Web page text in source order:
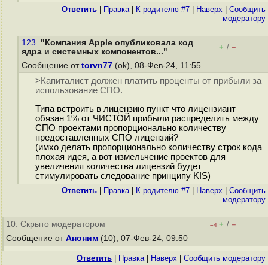
Ответить Правка| К родителю #7 Наверх
Cообщить
модератору
123. "Компания Apple опубликовала код
ядра и системных компонентов..."
+ / –
Сообщение от torvn77 (ok), 08-Фев-24, 11:55
>Капиталист должен платить проценты от прибыли за
использование СПО.
Типа встроить в лицензию пункт что лицензиант
обязан 1% от ЧИСТОЙ прибыли распределить между
СПО проектами пропорционально количеству
предоставленных СПО лицензий?
(имхо делать пропорционально количеству строк кода
плохая идея, а вот измельчение проектов для
увеличения количества лицензий будет
стимулировать следование принципу KIS)
Ответить Правка| К родителю #7 Наверх
Cообщить
модератору
10. Скрыто модератором –4 + / –
Сообщение от Аноним (10), 07-Фев-24, 09:50
Ответить Правка| Наверх Cообщить модератору